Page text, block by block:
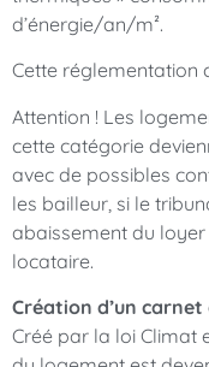
d’énergie/an/m².
Cette réglementation
Attention ! Les
cette catégorie
avec de possibles
les bailleur, si le
abaissement du
locataire.
Création d’un
Créé par la loi Climat